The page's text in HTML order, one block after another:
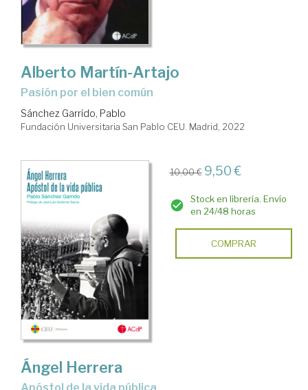
Alberto Martín-Artajo
Pasión por el bien común
Sánchez Garrido, Pablo
Fundación Universitaria San Pablo CEU. Madrid, 2022
10,00 € 9,50 €
Stock en librería. Envío
en 24/48 horas
COMPRAR
Ángel Herrera